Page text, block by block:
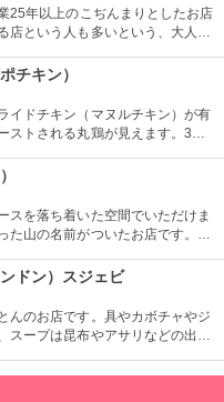
25年以上のこぢんまりとしたお店
店という人も多いという、大人気
テイクアウトも可能です。
チキン）
イドチキン（マヌルチキン）が有
ストされる丸鶏が見えます。3時
。昼も夜も、地元客が多く集まり
スを落ち着いた空間でいただけま
た山の名前がついたお店です。季
は17品も。石臼で作るふわふわ食
ドン）スジェビ
んのお店です。具やカボチャやジ
スープは昆布やアサリなどの出汁
人気なのもうなずけます。